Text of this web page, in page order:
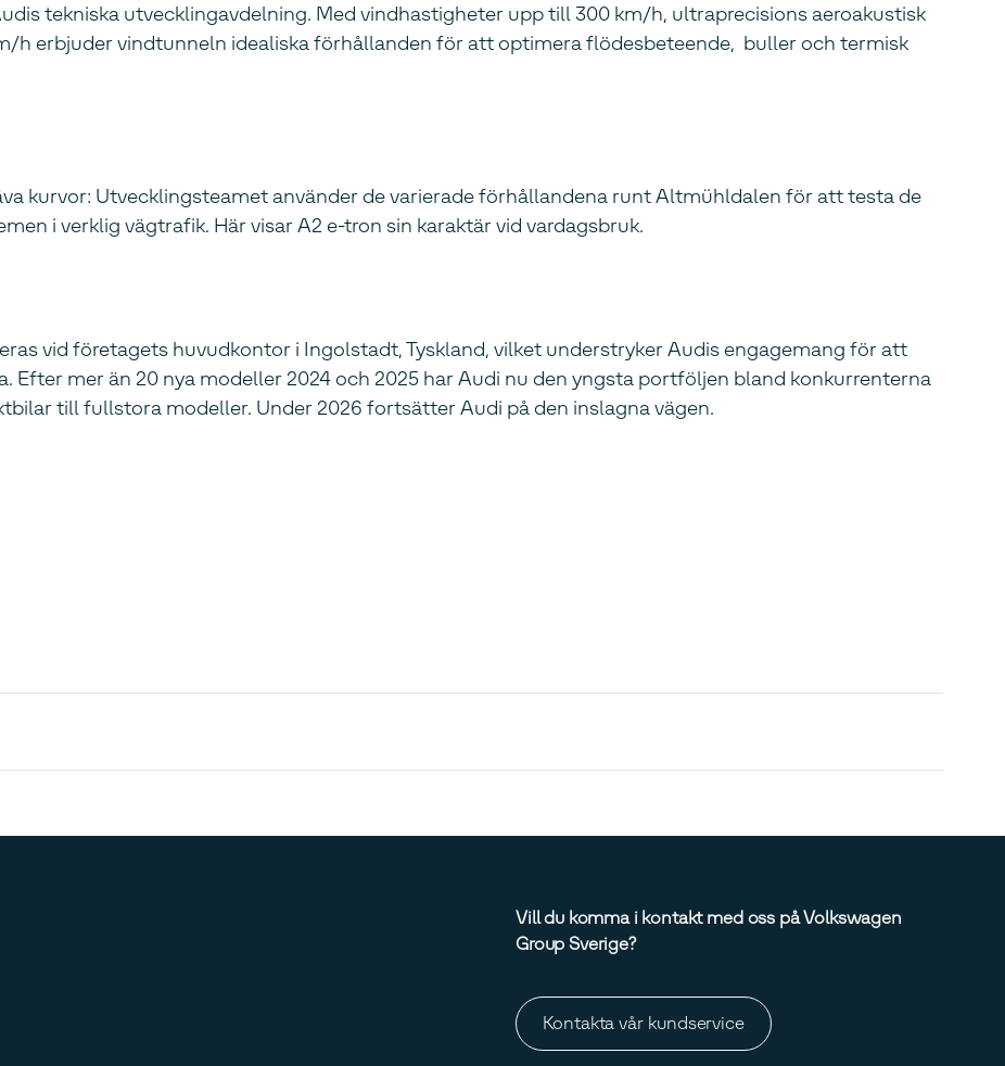
tekniska utvecklingavdelning. Med vindhastigheter upp till 300 km/h, ultraprecisions aeroakustisk
h erbjuder vindtunneln idealiska förhållanden för att optimera flödesbeteende, buller och termisk
kurvor: Utvecklingsteamet använder de varierade förhållandena runt Altmühldalen för att testa de
i verklig vägtrafik. Här visar A2 e-tron sin karaktär vid vardagsbruk.
vid företagets huvudkontor i Ingolstadt, Tyskland, vilket understryker Audis engagemang för att
Efter mer än 20 nya modeller 2024 och 2025 har Audi nu den yngsta portföljen bland konkurrenterna
till fullstora modeller. Under 2026 fortsätter Audi på den inslagna vägen.
Vill du komma i kontakt med oss på Volkswagen
Group Sverige?
Kontakta vår kundservice